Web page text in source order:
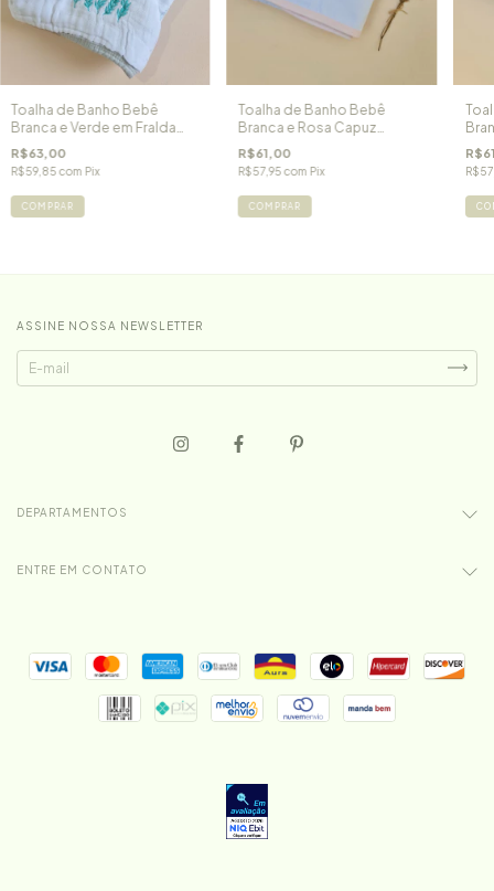
Toalha de Banho Bebê
Branca e Verde em Fralda
Soft com Capuz Raminhos
R$63,00
R$59,85com Pix
COMPRAR
Toalha de Banho Bebê
Branca e Rosa Capuz
Bordado Jardim de Flores
R$61,00
R$57,95com Pix
COMPRAR
ASSINE NOSSA NEWSLETTER
DEPARTAMENTOS
ENTRE EM CONTATO